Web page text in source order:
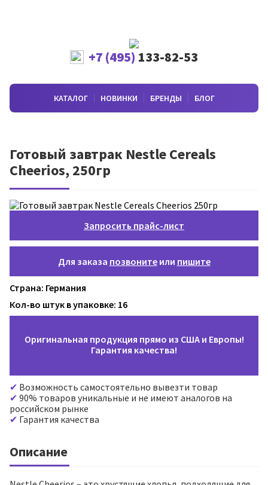
+7 (495) 133-82-53
КАТАЛОГ НОВИНКИ БРЕНДЫ БЛОГ
Готовый завтрак Nestle Cereals
Cheerios, 250гр
Запросить прайс-лист
Для заказа позвонитеили пишите
Страна: Германия
Кол-во штук в упаковке: 16
Оригинальная продукция прямо из США и Европы!
Гарантия качества!
Возможность самостоятельно вывезти товар
90% товаров уникальные и не имеют аналогов на
российском рынке
Гарантия качества
Описание